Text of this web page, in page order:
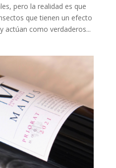
pero la realidad es que
que tienen un efecto
actúan como verdaderos...